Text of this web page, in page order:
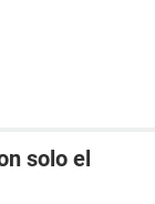
solo el